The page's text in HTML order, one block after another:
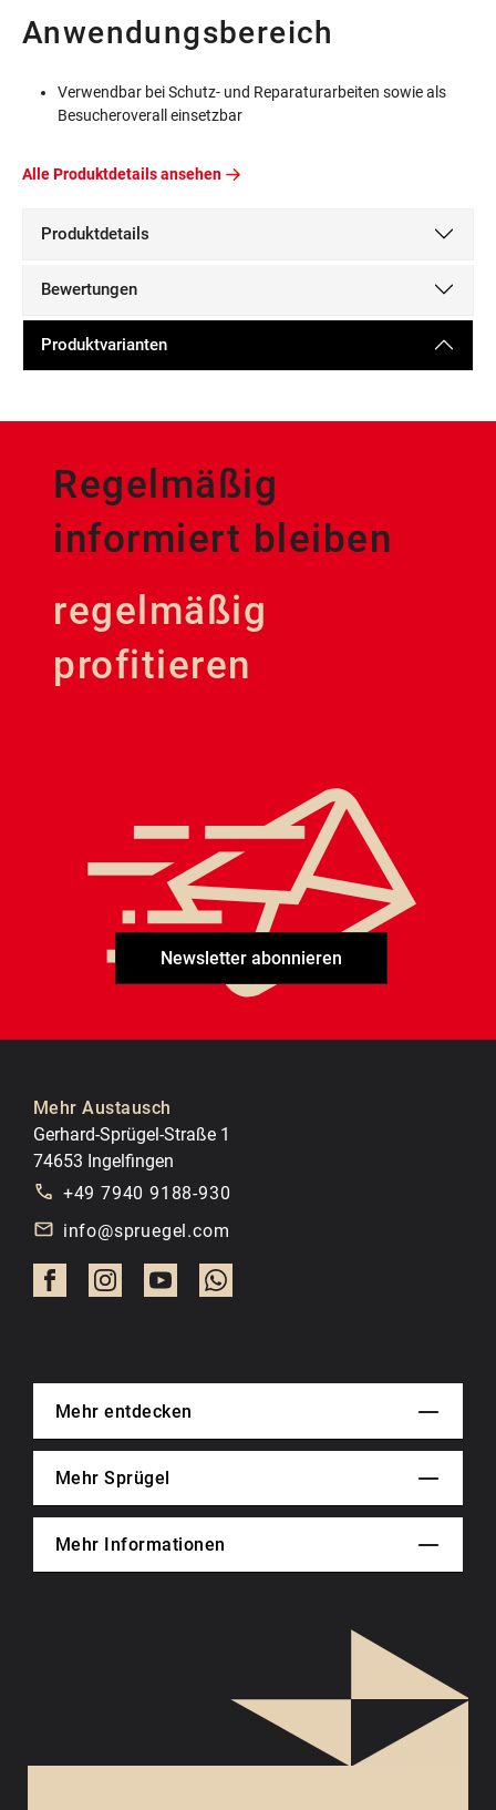
Anwendungsbereich
Verwendbar bei Schutz- und Reparaturarbeiten sowie als
Besucheroverall einsetzbar
Alle Produktdetails ansehen
Produktdetails
Bewertungen
Produktvarianten
Regelmäßig
informiert bleiben
regelmäßig
profitieren
Newsletter abonnieren
Mehr Austausch
Gerhard-Sprügel-Straße 1
74653 Ingelfingen
+49 7940 9188-930
info@spruegel.com
Mehr entdecken
Mehr Sprügel
Mehr Informationen